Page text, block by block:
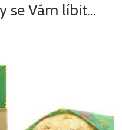
se Vám líbit…